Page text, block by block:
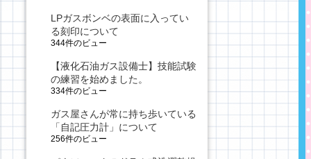
LPガスボンベの表面に入ってい
る刻印について
344件のビュー
【液化石油ガス設備士】技能試験
の練習を始めました。
334件のビュー
ガス屋さんが常に持ち歩いている
「自記圧力計」について
256件のビュー